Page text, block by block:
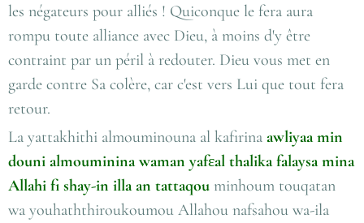
les négateurs pour alliés ! Quiconque le fera aura
rompu toute alliance avec Dieu, à moins d'y être
contraint par un péril à redouter. Dieu vous met en
garde contre Sa colère, car c'est vers Lui que tout fera
retour.
La yattakhithi almouminouna al kafirina awliyaa min
douni almouminina waman yafεal thalika falaysa mina
Allahi fi shay-in illa an tattaqou minhoum touqatan
wa youhaththiroukoumou Allahou nafsahou wa-ila